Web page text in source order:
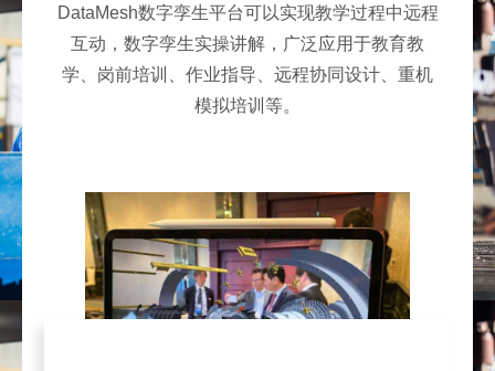
DataMesh数字孪生平台可以实现教学过程中远程
互动，数字孪生实操讲解，广泛应用于教育教
学、岗前培训、作业指导、远程协同设计、重机
模拟培训等。